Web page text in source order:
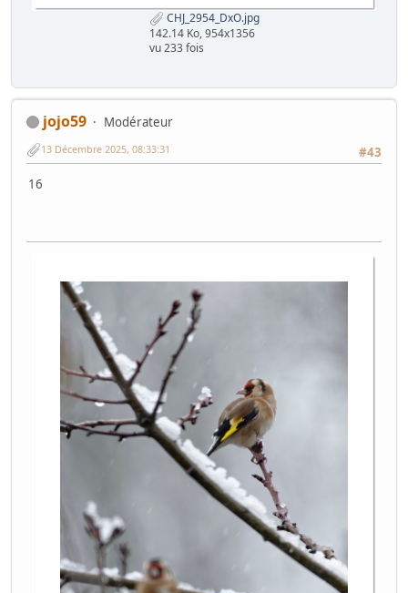
CHJ_2954_DxO.jpg
142.14 Ko, 954x1356
vu 233 fois
jojo59
Modérateur
#43
13 Décembre 2025, 08:33:31
16